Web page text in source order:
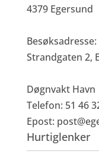
4379 Egersund
Besøksadresse:
Strandgaten 2,
Døgnvakt Havn
Telefon: 51 46
Epost:
Hurtiglenker